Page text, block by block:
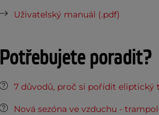
Uživatelský manuál (.pdf)
Potřebujete poradit?
7 důvodů, proč si pořídit eliptický
Nová sezóna ve vzduchu -